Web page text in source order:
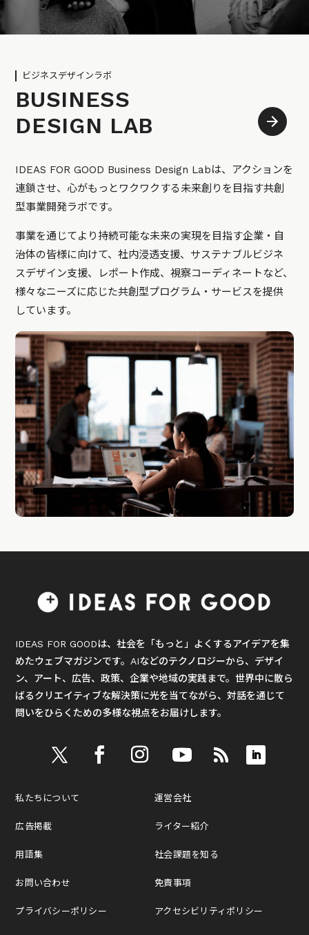
ビジネスデザインラボ
BUSINESS
DESIGN LAB
IDEAS FOR GOOD Business Design Labは、アクションを
連鎖させ、心がもっとワクワクする未来創りを目指す共創
型事業開発ラボです。
事業を通じてより持続可能な未来の実現を目指す企業・自
治体の皆様に向けて、社内浸透支援、サステナブルビジネ
スデザイン支援、レポート作成、視察コーディネートなど、
様々なニーズに応じた共創型プログラム・サービスを提供
しています。
IDEAS FOR GOODは、社会を「もっと」よくするアイデアを集
めたウェブマガジンです。AIなどのテクノロジーから、デザイ
ン、アート、広告、政策、企業や地域の実践まで。世界中に散ら
ばるクリエイティブな解決策に光を当てながら、対話を通じて
問いをひらくための多様な視点をお届けします。
私たちについて
広告掲載
用語集
お問い合わせ
プライバシーポリシー
運営会社
ライター紹介
社会課題を知る
免責事項
アクセシビリティポリシー